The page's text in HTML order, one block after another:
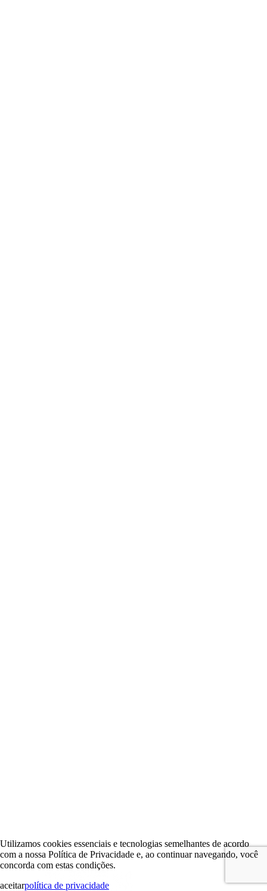
Utilizamos cookies essenciais e tecnologias semelhantes de acordo
com a nossa Política de Privacidade e, ao continuar navegando, você
concorda com estas condições.
aceitarpolítica de privacidade